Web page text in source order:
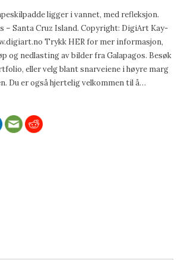
ligger i vannet, med refleksjon.
– Santa Cruz Island. Copyright: DigiArt Kay-
Trykk HER for mer informasjon,
og nedlasting av bilder fra Galapagos. Besøk
eller velg blant snarveiene i høyre marg
Du er også hjertelig velkommen til å…